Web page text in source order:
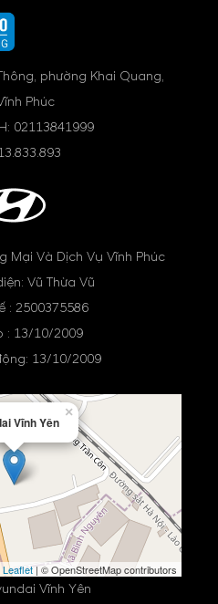
phường Khai Quang,
Phúc
02113841999
Mại Và Dịch Vụ Vĩnh Phúc
Vũ Thừa Vũ
: 2500375586
: 13/10/2009
13/10/2009
Vĩnh Yên
×
Leaflet| © OpenStreetMap contributors
Vĩnh Yên